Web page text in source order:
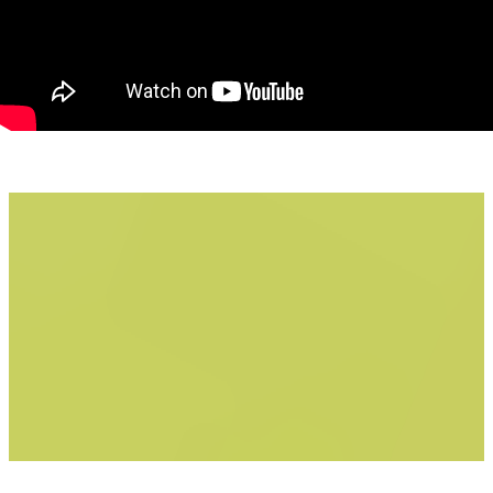
1 baie
Compartimentare decomandată
Etaj 3 din 4